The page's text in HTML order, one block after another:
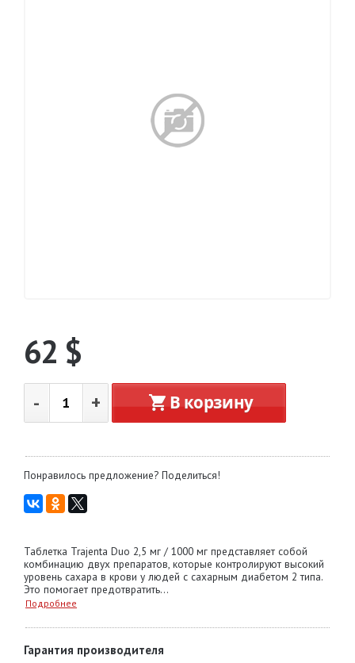
62 $
- + В корзину
Понравилось предложение? Поделиться!
Таблетка Trajenta Duo 2,5 мг / 1000 мг представляет собой
комбинацию двух препаратов, которые контролируют высокий
уровень сахара в крови у людей с сахарным диабетом 2 типа.
Это помогает предотвратить...
Подробнее
Гарантия производителя